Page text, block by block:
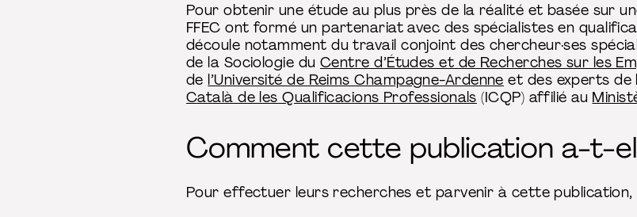
Pour obtenir une étude au plus près de la réalité et basée sur
FFEC ont formé un partenariat avec des spécialistes en
découle notamment du travail conjoint des chercheur·ses
de la Sociologie du Centre d’Études et de Recherches sur les
de l’Université de Reims Champagne-Ardenne et des experts de
Català de les Qualificacions Professionals (ICQP) affilié au
Comment cette publication a-t-
Pour effectuer leurs recherches et parvenir à cette publication,